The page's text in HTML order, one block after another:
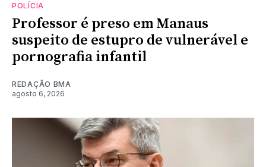
POLÍCIA
Professor é preso em Manaus
suspeito de estupro de vulnerável e
pornografia infantil
REDAÇÃO BMA
agosto 6, 2026